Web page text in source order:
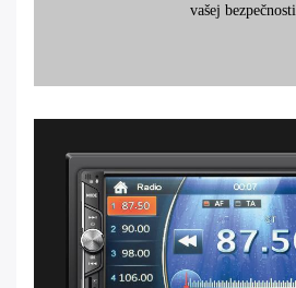
vašej bezpečnosti.